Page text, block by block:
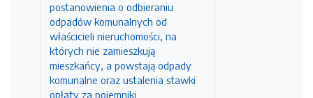
postanowienia o odbieraniu
odpadów komunalnych od
właścicieli nieruchomości, na
których nie zamieszkują
mieszkańcy, a powstają odpady
komunalne oraz ustalenia stawki
opłaty za pojemniki